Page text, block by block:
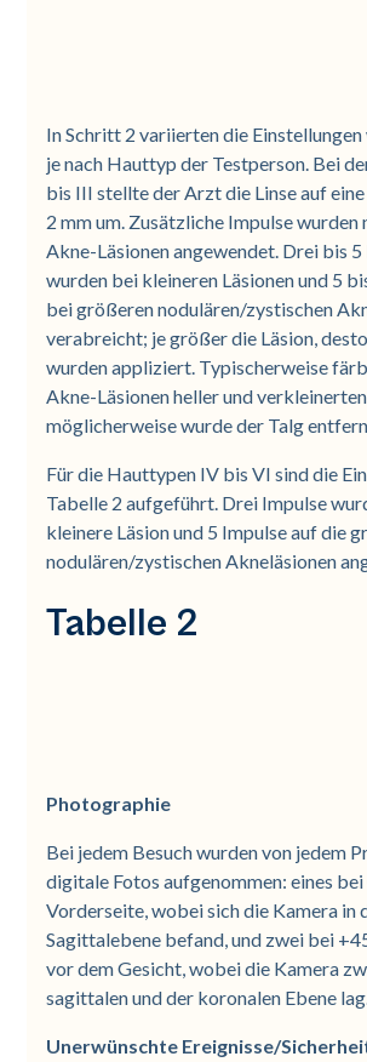
In Schritt 2 variierten die Einstellungen
je nach Hauttyp der Testperson. Bei
bis III stellte der Arzt die Linse auf
2 mm um. Zusätzliche Impulse wurden
Akne-Läsionen angewendet. Drei bis 5
wurden bei kleineren Läsionen und 5
bei größeren nodulären/zystischen
verabreicht; je größer die Läsion,
wurden appliziert. Typischerweise
Akne-Läsionen heller und
möglicherweise wurde der Talg
Für die Hauttypen IV bis VI sind die
Tabelle 2 aufgeführt. Drei Impulse
kleinere Läsion und 5 Impulse auf die
nodulären/zystischen Akneläsionen
Tabelle 2
Photographie
Bei jedem Besuch wurden von jedem
digitale Fotos aufgenommen: eines bei
Vorderseite, wobei sich die Kamera in
Sagittalebene befand, und zwei bei
vor dem Gesicht, wobei die Kamera
sagittalen und der koronalen Ebene
Unerwünschte Ereignisse/